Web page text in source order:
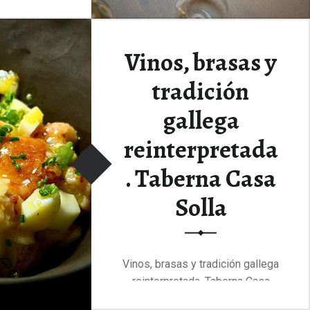
“Donde la barriga se alegra y el alma sonríe. Barbudo”
…
Vinos, brasas y
tradición
gallega
reinterpretada
. Taberna Casa
Solla
Vinos, brasas y tradición gallega
reinterpretada. Taberna Casa